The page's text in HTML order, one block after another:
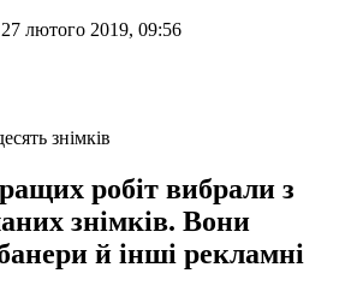
лютого 2019, 09:56
знімків
робіт вибрали з
знімків. Вони
й інші рекламні